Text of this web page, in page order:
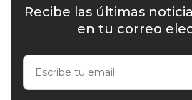
Recibe las últimas
en tu correo
Escribe
email